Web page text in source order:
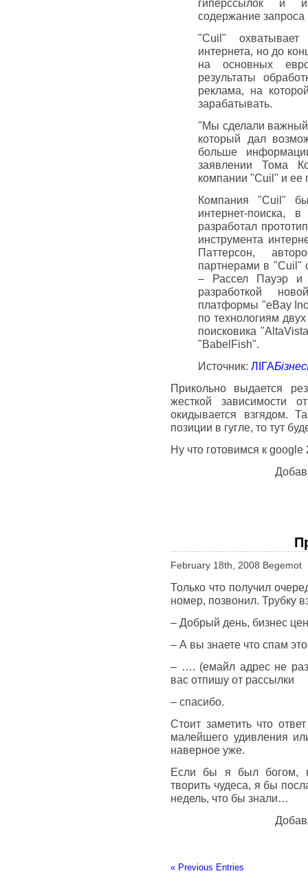
гиперссылок и
содержание запроса
"Cuil" охватывает
интернета, но до
на основных
результаты
реклама, на
зарабатывать.
"Мы сделали важный
который дал
больше
заявлении Тома
компании "Cuil" и ее
Компания "Cuil"
интернет-поиска,
разработал
инструмента
Паттерсон,
партнерами в "Cuil"
– Рассел Пауэр и
разработкой
платформы "eBay
по технологиям
поисковика
"BabelFish".
Источник: ЛIГА
Прикольно выдается
жесткой зависимости
окидывается взгядом.
позиции в гугле, то тут
Ну что готовимся к google
February 18th, 2008 Begemot
Только что получил
номер, позвонил. Трубку
– Добрый день, бизнес
– А вы знаете что спам
– …. (емайл адрес не
вас отпишу от рассылки
– спасибо.
Стоит заметить что
малейшего удивления
наверное уже.
Если бы я был богом,
творить чудеса, я бы
недель, что бы знали…
« Previous Entries